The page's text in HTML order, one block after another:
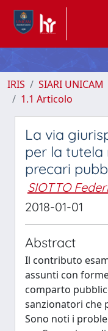
IRIS SIARI UNICAM
1.1 Articolo
La via
per la tutela
precari
SIOTTO
2018-01-01
Abstract
Il contributo
assunti con
comparto
sanzionatori che
Sono noti i